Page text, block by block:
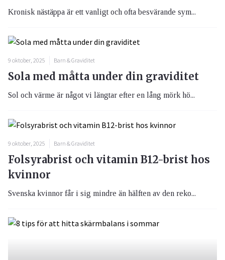
Kronisk nästäppa är ett vanligt och ofta besvärande sym...
9 oktober, 2025 Barn & Graviditet
Sola med måtta under din graviditet
Sol och värme är något vi längtar efter en lång mörk hö...
9 oktober, 2025 Barn & Graviditet
Folsyrabrist och vitamin B12-brist hos
kvinnor
Svenska kvinnor får i sig mindre än hälften av den reko...